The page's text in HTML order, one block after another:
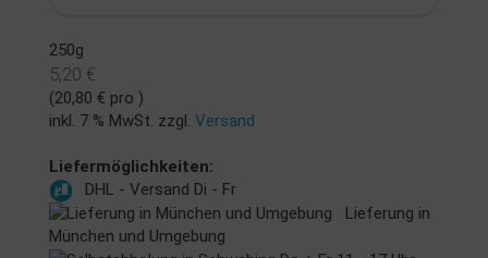
250g
5,20 €
(20,80 € pro )
inkl. 7 % MwSt. zzgl. Versand
Liefermöglichkeiten:
DHL - Versand Di - Fr
Lieferung in
München und Umgebung